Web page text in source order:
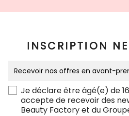
INSCRIPTION
Je déclare être âgé(e) de
accepte de recevoir des
Beauty Factory et du